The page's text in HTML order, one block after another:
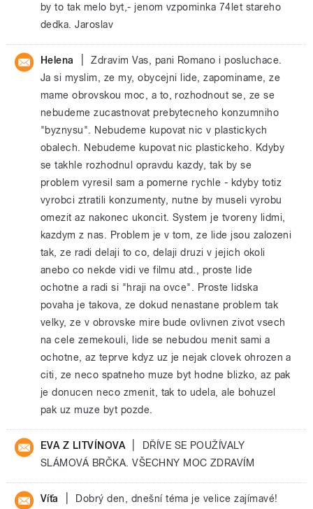
by to tak melo byt,- jenom vzpominka 74let stareho
dedka. Jaroslav
Helena
Zdravim Vas, pani Romano i posluchace.
Ja si myslim, ze my, obycejni lide, zapominame, ze
mame obrovskou moc, a to, rozhodnout se, ze se
nebudeme zucastnovat prebytecneho konzumniho
"byznysu". Nebudeme kupovat nic v plastickych
obalech. Nebudeme kupovat nic plastickeho. Kdyby
se takhle rozhodnul opravdu kazdy, tak by se
problem vyresil sam a pomerne rychle - kdyby totiz
vyrobci ztratili konzumenty, nutne by museli vyrobu
omezit az nakonec ukoncit. System je tvoreny lidmi,
kazdym z nas. Problem je v tom, ze lide jsou zalozeni
tak, ze radi delaji to co, delaji druzi v jejich okoli
anebo co nekde vidi ve filmu atd., proste lide
ochotne a radi si "hraji na ovce". Proste lidska
povaha je takova, ze dokud nenastane problem tak
velky, ze v obrovske mire bude ovlivnen zivot vsech
na cele zemekouli, lide se nebudou menit sami a
ochotne, az teprve kdyz uz je nejak clovek ohrozen a
citi, ze neco spatneho muze byt hodne blizko, az pak
je donucen neco zmenit, tak to udela, ale bohuzel
pak uz muze byt pozde.
EVA Z LITVÍNOVA
DŘÍVE SE POUŽÍVALY
SLÁMOVÁ BRČKA. VŠECHNY MOC ZDRAVÍM
Víťa
Dobrý den, dnešní téma je velice zajímavé!